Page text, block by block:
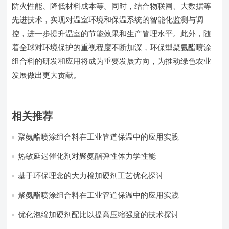
防火性能、降低材料成本等。同时，结合物联网、大数据等
先进技术，实现对温室环境和保温系统的智能化监测与调
控，进一步提升温室的节能效果和生产管理水平。此外，随
着全球对环境保护的重视程度不断加深，环保型聚氨酯喷涂
组合料的研发和应用将成为重要发展方向，为推动绿色农业
发展做出更大贡献。
相关推荐
聚氨酯喷涂组合料在工业管道保温中的应用实践
热敏延迟催化剂对聚氨酯弹性体力学性能
基于环保理念的大力棉加硬剂工艺优化探讨
聚氨酯喷涂组合料在工业管道保温中的应用实践
优化泡绵加硬剂配比以提高压缩强度的技术探讨